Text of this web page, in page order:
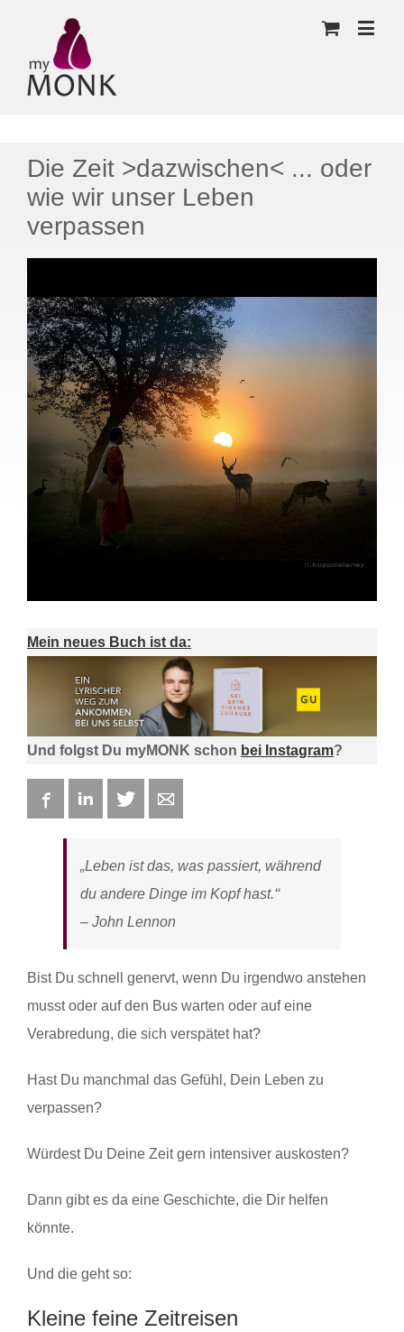
Die Zeit >dazwischen< ... oder
wie wir unser Leben
verpassen
Mein neues Buch ist da:
Und folgst Du myMONK schon bei Instagram?
FacebookLinkedIn Twitter
„Leben ist das, was passiert, während
du andere Dinge im Kopf hast.‘‘
– John Lennon
Bist Du schnell genervt, wenn Du irgendwo anstehen
musst oder auf den Bus warten oder auf eine
Verabredung, die sich verspätet hat?
Hast Du manchmal das Gefühl, Dein Leben zu
verpassen?
Würdest Du Deine Zeit gern intensiver auskosten?
Dann gibt es da eine Geschichte, die Dir helfen
könnte.
Und die geht so:
Kleine feine Zeitreisen